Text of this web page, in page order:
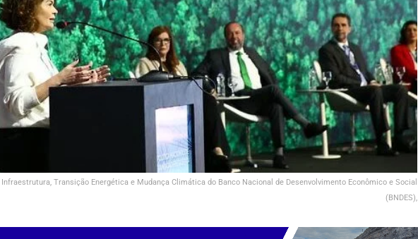
Transição Energética e Mudança Climática do Banco Nacional de Desenvolvimento Econômico e Social
(BNDES),